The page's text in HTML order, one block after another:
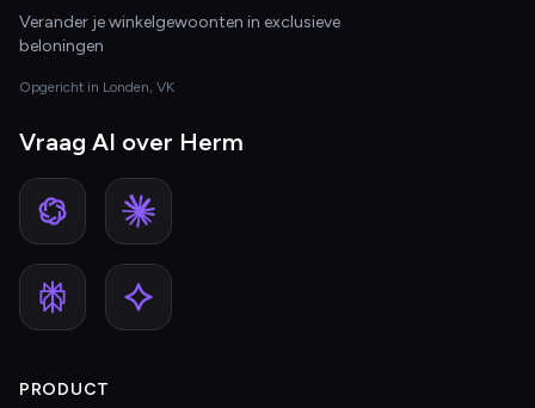
Verander je winkelgewoonten in exclusieve
beloningen
Opgericht in Londen, VK
Vraag AI over Herm
PRODUCT